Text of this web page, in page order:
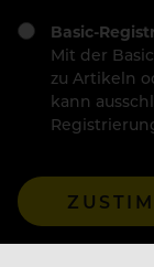
Basic-
Mit der
zu Artikeln
kann